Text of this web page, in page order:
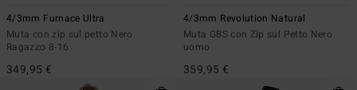
4/3mm Furnace Ultra
Muta con zip sul petto Nero
Ragazzo 8-16
349,95 €
4/3mm Revolution Natural
Muta GBS con Zip sul Petto Nero
uomo
359,95 €